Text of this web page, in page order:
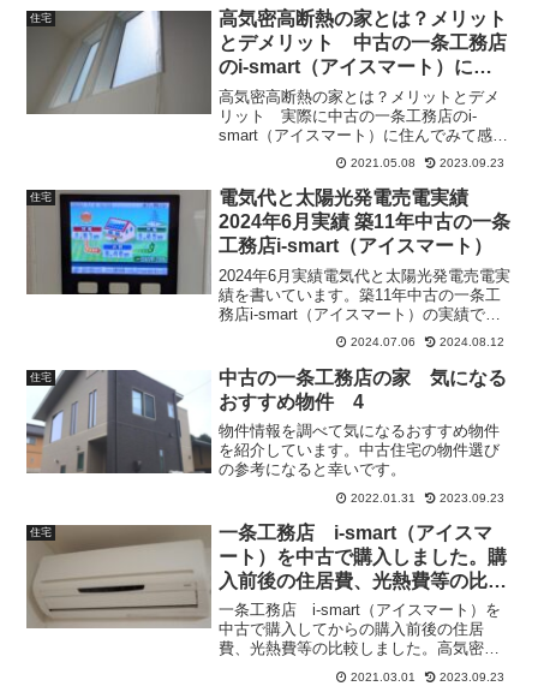
住宅
高気密高断熱の家とは？メリット
とデメリット 中古の一条工務店
のi-smart（アイスマート）に住
んでみて
高気密高断熱の家とは？メリットとデメ
リット 実際に中古の一条工務店のi-
smart（アイスマート）に住んでみて感じ
たメリット、デメリットと注意点を書い
2021.05.08 2023.09.23
住宅
電気代と太陽光発電売電実績
2024年6月実績 築11年中古の一条
工務店i-smart（アイスマート）
2024年6月実績電気代と太陽光発電売電実
績を書いています。築11年中古の一条工
務店i-smart（アイスマート）の実績で
2024.07.06 2024.08.12
住宅
中古の一条工務店の家 気になる
おすすめ物件 4
物件情報を調べて気になるおすすめ物件
を紹介しています。中古住宅の物件選び
の参考になると幸いです。
2022.01.31 2023.09.23
住宅
一条工務店 i-smart（アイスマ
ート）を中古で購入しました。購
入前後の住居費、光熱費等の比
較
一条工務店 i-smart（アイスマート）を
中古で購入してからの購入前後の住居
費、光熱費等の比較しました。高気密高
断熱の家は高いですが光熱費を抑えるこ
とができます。中古の高気密高断熱の家
2021.03.01 2023.09.23